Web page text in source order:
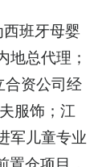
班牙母婴
地总代理；
合资公司经
服饰；江
军儿童专业